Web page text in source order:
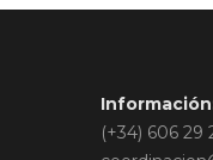
(+34) 606 29